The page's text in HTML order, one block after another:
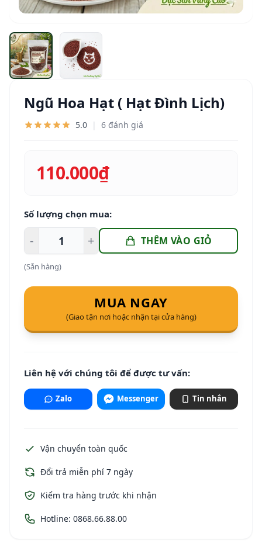
Ngũ Hoa Hạt ( Hạt Đình Lịch)
5.0 | 6 đánh giá
110.000₫
Số lượng chọn mua:
- + THÊM VÀO GIỎ
(Sẵn hàng)
MUA NGAY
(Giao tận nơi hoặc nhận tại cửa hàng)
Liên hệ với chúng tôi để được tư vấn:
Zalo Messenger Tin nhắn
Vận chuyển toàn quốc
Đổi trả miễn phí 7 ngày
Kiểm tra hàng trước khi nhận
Hotline: 0868.66.88.00